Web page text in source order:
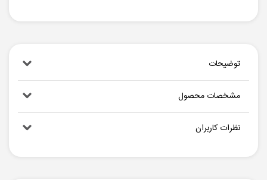
توضیحات
مشخصات محصول
نظرات کاربران